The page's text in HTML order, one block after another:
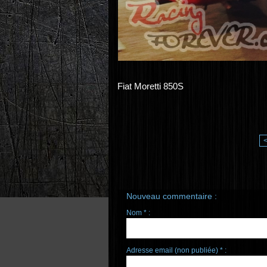
Fiat Moretti 850S
<
Nouveau commentaire :
Nom * :
Adresse email (non publiée) * :